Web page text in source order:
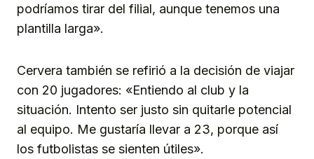
podríamos tirar del filial, aunque tenemos una
plantilla larga».
Cervera también se refirió a la decisión de viajar
con 20 jugadores: «Entiendo al club y la
situación. Intento ser justo sin quitarle potencial
al equipo. Me gustaría llevar a 23, porque así
los futbolistas se sienten útiles».